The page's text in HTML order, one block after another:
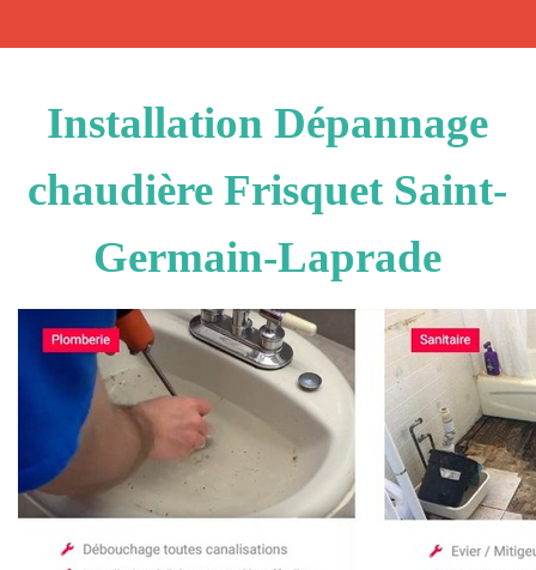
Installation Dépannage
chaudière Frisquet Saint-
Germain-Laprade